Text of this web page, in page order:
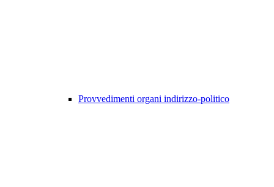
Provvedimenti organi indirizzo-politico